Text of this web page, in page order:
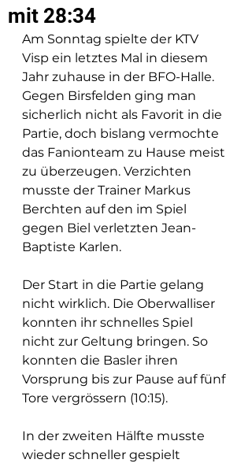
mit 28:34
Am Sonntag spielte der KTV
Visp ein letztes Mal in diesem
Jahr zuhause in der BFO-Halle.
Gegen Birsfelden ging man
sicherlich nicht als Favorit in die
Partie, doch bislang vermochte
das Fanionteam zu Hause meist
zu überzeugen. Verzichten
musste der Trainer Markus
Berchten auf den im Spiel
gegen Biel verletzten Jean-
Baptiste Karlen.
Der Start in die Partie gelang
nicht wirklich. Die Oberwalliser
konnten ihr schnelles Spiel
nicht zur Geltung bringen. So
konnten die Basler ihren
Vorsprung bis zur Pause auf fünf
Tore vergrössern (10:15).
In der zweiten Hälfte musste
wieder schneller gespielt